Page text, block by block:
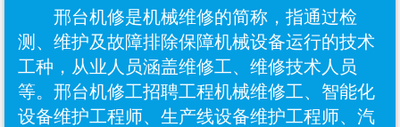
邢台机修是机械维修的简称，指通过检
测、维护及故障排除保障机械设备运行的技术
工种，从业人员涵盖维修工、维修技术人员
等。邢台机修工招聘工程机械维修工、智能化
设备维护工程师、生产线设备维护工程师、汽